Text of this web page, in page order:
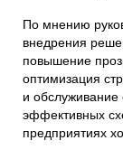
По мнению
внедрения
повышение
оптимизация
и
эффективных
предприятиях